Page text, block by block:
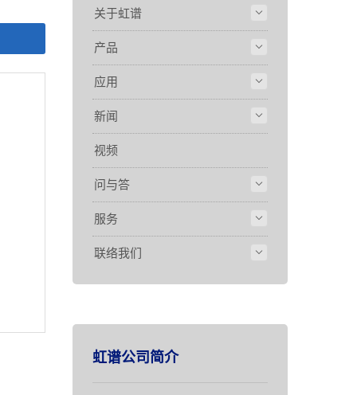
关于虹谱
产品
应用
新闻
视频
问与答
服务
联络我们
虹谱公司简介